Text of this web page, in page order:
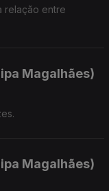
relação entre
Magalhães)
Magalhães)